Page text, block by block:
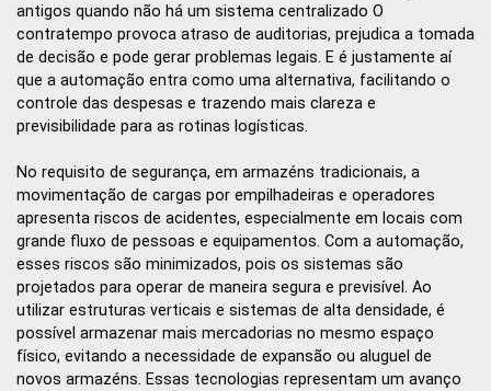
antigos quando não há um sistema centralizado O
contratempo provoca atraso de auditorias, prejudica a tomada
de decisão e pode gerar problemas legais. E é justamente aí
que a automação entra como uma alternativa, facilitando o
controle das despesas e trazendo mais clareza e
previsibilidade para as rotinas logísticas.
No requisito de segurança, em armazéns tradicionais, a
movimentação de cargas por empilhadeiras e operadores
apresenta riscos de acidentes, especialmente em locais com
grande fluxo de pessoas e equipamentos. Com a automação,
esses riscos são minimizados, pois os sistemas são
projetados para operar de maneira segura e previsível. Ao
utilizar estruturas verticais e sistemas de alta densidade, é
possível armazenar mais mercadorias no mesmo espaço
físico, evitando a necessidade de expansão ou aluguel de
novos armazéns. Essas tecnologias representam um avanço